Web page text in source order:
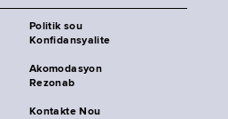
Politik sou
Konfidansyalite
Akomodasyon
Rezonab
Kontakte Nou